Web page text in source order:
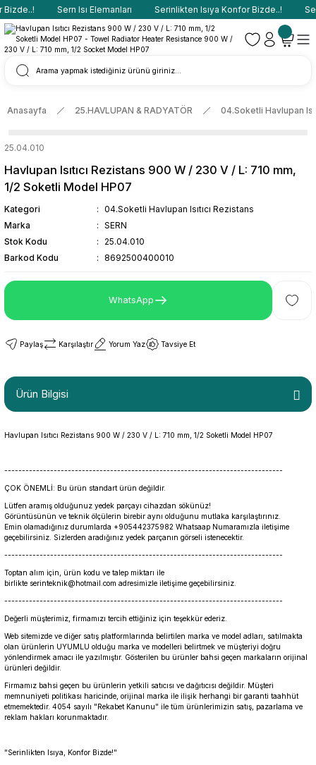
Sern Isı Elemanları Serinlikten Isıya Konfor Bizde..!
Anasayfa 25.HAVLUPAN & RADYATÖR 04.Soketli Havlupan
25.04.010
Havlupan Isıtıcı Rezistans 900 W / 230 V / L: 710 mm,
1/2 Soketli Model HP07
Kategori
04.Soketli Havlupan Isıtıcı Rezistans
Marka
SERN
Stok Kodu
25.04.010
Barkod Kodu
8692500400010
WhatsApp
Paylaş Karşılaştır Yorum Yaz Tavsiye Et
Ürün Bilgisi
Havlupan Isıtıcı Rezistans 900 W / 230 V / L: 710 mm, 1/2 Soketli Model HP07
-------------------------------------------------------------------------------
ÇOK ÖNEMLİ: Bu ürün standart ürün değildir.
Lütfen aramış olduğunuz yedek parçayı cihazdan sökünüz!
Görüntüsünün ve teknik ölçülerin birebir aynı olduğunu mutlaka karşılaştırınız.
Emin olamadığınız durumlarda +905442375982 Whatsaap Numaramızla iletişime
geçebilirsiniz. Sizlerden aradığınız yedek parçanın görseli istenecektir.
-------------------------------------------------------------------------------
Toptan alım için, ürün kodu ve talep miktarı ile
birlikte serinteknik@hotmail.com adresimizle iletişime geçebilirsiniz.
-------------------------------------------------------------------------------
Değerli müşterimiz, firmamızı tercih ettiğiniz için teşekkür ederiz.
Web sitemizde ve diğer satış platformlarında belirtilen marka ve model adları, satılmakta
olan ürünlerin UYUMLU olduğu marka ve modelleri belirtmek ve müşteriyi doğru
yönlendirmek amacı ile yazılmıştır. Gösterilen bu ürünler bahsi geçen markaların orijinal
ürünleri değildir.
Firmamız bahsi geçen bu ürünlerin yetkili satıcısı ve dağıtıcısı değildir. Müşteri
memnuniyeti politikası haricinde, orijinal marka ile ilişik herhangi bir garanti taahhüt
etmemektedir. 4054 sayılı "Rekabet Kanunu" ile tüm ürünlerimizin satış, pazarlama ve
reklam hakları korunmaktadır.
"Serinlikten Isıya, Konfor Bizde!"